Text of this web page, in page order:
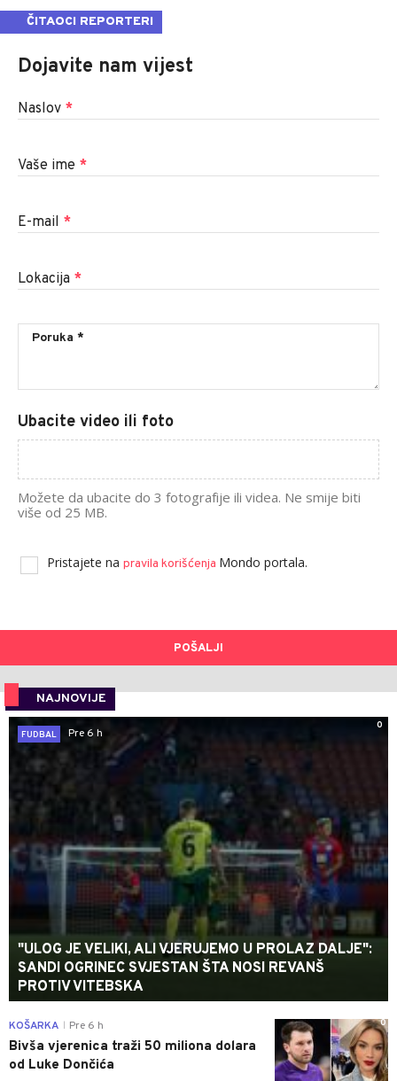
ČITAOCI REPORTERI
Dojavite nam vijest
Naslov *
Vaše ime *
E-mail *
Lokacija *
Ubacite video ili foto
Možete da ubacite do 3 fotografije ili videa. Ne smije biti
više od 25 MB.
Pristajete na pravila korišćenja Mondo portala.
POŠALJI
NAJNOVIJE
0
FUDBAL
Pre 6 h
"ULOG JE VELIKI, ALI VJERUJEMO U PROLAZ DALJE":
SANDI OGRINEC SVJESTAN ŠTA NOSI REVANŠ
PROTIV VITEBSKA
0
KOŠARKA Pre 6 h
Bivša vjerenica traži 50 miliona dolara
od Luke Dončića